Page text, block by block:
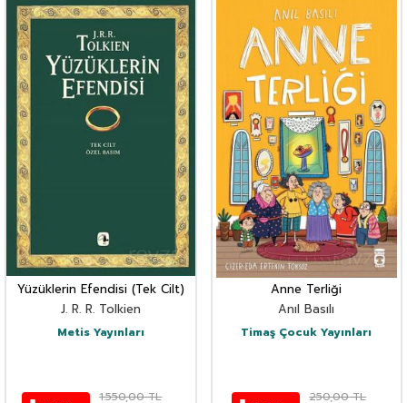
Yüzüklerin Efendisi (Tek Cilt)
J. R. R. Tolkien
Metis Yayınları
1.550,00TL
Anne Terliği
Anıl Basılı
Timaş Çocuk Yayınları
250,00TL